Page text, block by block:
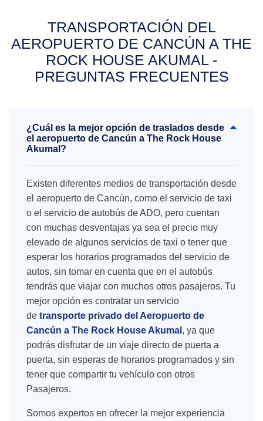
TRANSPORTACIÓN DEL
AEROPUERTO DE CANCÚN A THE
ROCK HOUSE AKUMAL -
PREGUNTAS FRECUENTES
¿Cuál es la mejor opción de traslados desde
el aeropuerto de Cancún a The Rock House
Akumal?
Existen diferentes medios de transportación desde
el aeropuerto de Cancún, como el servicio de taxi
o el servicio de autobús de ADO, pero cuentan
con muchas desventajas ya sea el precio muy
elevado de algunos servicios de taxi o tener que
esperar los horarios programados del servicio de
autos, sin tomar en cuenta que en el autobús
tendrás que viajar con muchos otros pasajeros. Tu
mejor opción es contratar un servicio
de transporte privado del Aeropuerto de
Cancún a The Rock House Akumal , ya que
podrás disfrutar de un viaje directo de puerta a
puerta, sin esperas de horarios programados y sin
tener que compartir tu vehículo con otros
Pasajeros.
Somos expertos en ofrecer la mejor experiencia